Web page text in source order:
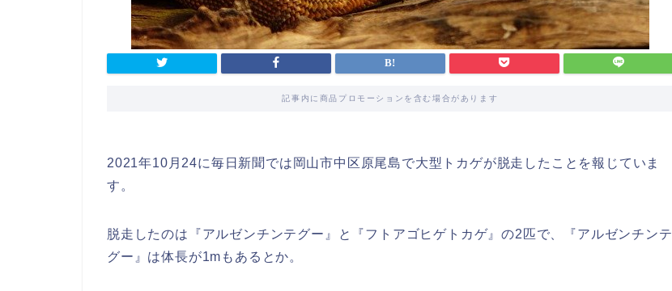
記事内に商品プロモーションを含む場合があります
2021年10月24に毎日新聞では岡山市中区原尾島で大型トカゲが脱走したことを報じていま
す。
脱走したのは『アルゼンチンテグー』と『フトアゴヒゲトカゲ』の2匹で、『アルゼンチンテ
グー』は体長が1mもあるとか。